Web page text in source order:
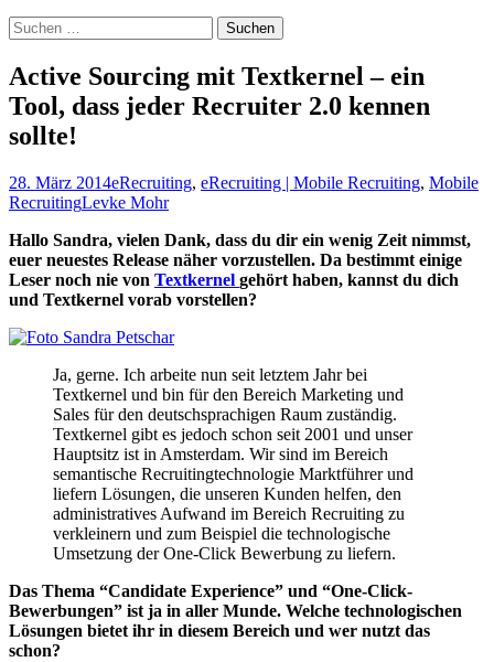
Suchen
nach:
Active Sourcing mit Textkernel – ein
Tool, dass jeder Recruiter 2.0 kennen
sollte!
28. März 2014eRecruiting, eRecruiting | Mobile Recruiting, Mobile
RecruitingLevke Mohr
Hallo Sandra, vielen Dank, dass du dir ein wenig Zeit nimmst,
euer neuestes Release näher vorzustellen. Da bestimmt einige
Leser noch nie von Textkernel gehört haben, kannst du dich
und Textkernel vorab vorstellen?
Ja, gerne. Ich arbeite nun seit letztem Jahr bei
Textkernel und bin für den Bereich Marketing und
Sales für den deutschsprachigen Raum zuständig.
Textkernel gibt es jedoch schon seit 2001 und unser
Hauptsitz ist in Amsterdam. Wir sind im Bereich
semantische Recruitingtechnologie Marktführer und
liefern Lösungen, die unseren Kunden helfen, den
administratives Aufwand im Bereich Recruiting zu
verkleinern und zum Beispiel die technologische
Umsetzung der One-Click Bewerbung zu liefern.
Das Thema “Candidate Experience” und “One-Click-
Bewerbungen” ist ja in aller Munde. Welche technologischen
Lösungen bietet ihr in diesem Bereich und wer nutzt das
schon?